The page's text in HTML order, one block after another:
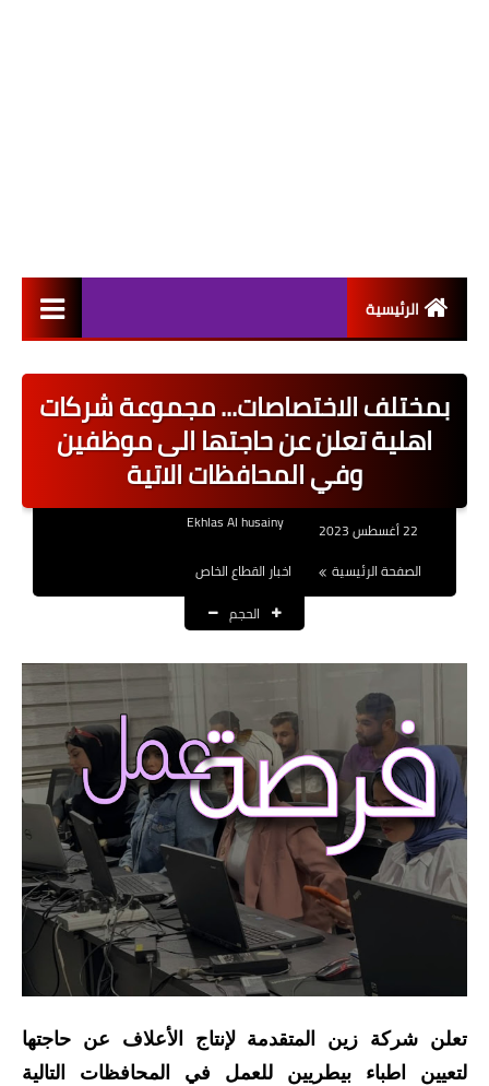
الرئيسية
اخبار القطاع العام
اخبار القطاع الخاص
نتائج التعيينات
العقود والاجور اليومية
الرواتب والقروض
الرواتب
القروض والسلف
المنح المالية
قطع الاراضي
اخبار العراق
الاخبار السياسية
الاخبار الامنية
الاخبار الرياضية
بمختلف الاختصاصات... مجموعة شركات
اهلية تعلن عن حاجتها الى موظفين
وفي المحافظات الاتية
Ekhlas Al husainy
الصفحة الرئيسية
اخبار القطاع الخاص
الحجم
تعلن شركة زين المتقدمة لإنتاج الأعلاف عن حاجتها
لتعيين اطباء بيطريين للعمل في المحافظات التالية